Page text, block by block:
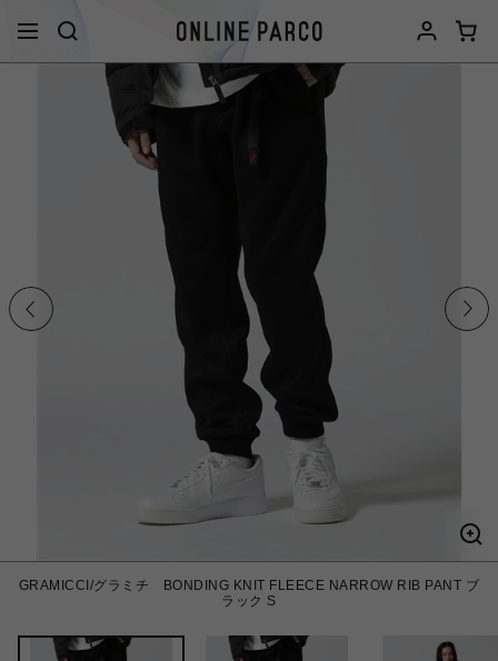
GRAMICCI/グラミチ BONDING KNIT FLEECE NARROW RIB PANT ブ
ラック S